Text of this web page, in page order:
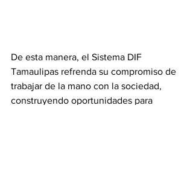
De esta manera, el Sistema DIF
Tamaulipas refrenda su compromiso de
trabajar de la mano con la sociedad,
construyendo oportunidades para